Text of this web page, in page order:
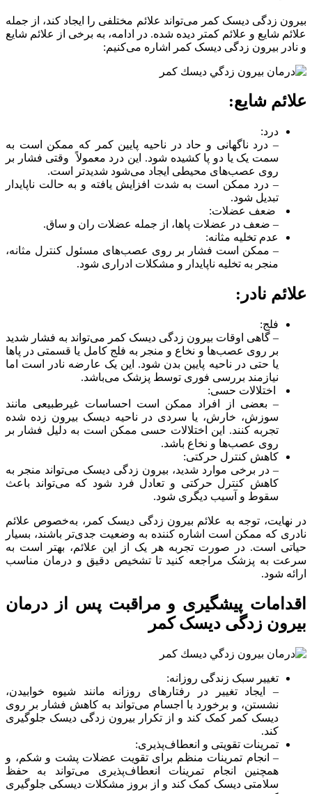
بیرون زدگی دیسک کمر می‌تواند علائم مختلفی را ایجاد کند، از جمله
علائم شایع و علائم کمتر دیده شده. در ادامه، به برخی از علائم شایع
و نادر بیرون زدگی دیسک کمر اشاره می‌کنیم:
علائم شایع:
درد:
– درد ناگهانی و حاد در ناحیه پایین کمر که ممکن است به
سمت یک یا دو پا کشیده شود. این درد معمولاً وقتی فشار بر
روی عصب‌های محیطی ایجاد می‌شود شدیدتر است.
– درد ممکن است به شدت افزایش یافته و به حالت ناپایدار
تبدیل شود.
ضعف عضلات:
– ضعف در عضلات پاها، از جمله عضلات ران و ساق.
عدم تخلیه مثانه:
– ممکن است فشار بر روی عصب‌های مسئول کنترل مثانه،
منجر به تخلیه ناپایدار و مشکلات ادراری شود.
علائم نادر:
فلج:
– گاهی اوقات بیرون زدگی دیسک کمر می‌تواند به فشار شدید
بر روی عصب‌ها و نخاع و منجر به فلج کامل یا قسمتی در پاها
یا حتی در ناحیه پایین بدن شود. این یک عارضه نادر است اما
نیازمند بررسی فوری توسط پزشک می‌باشد.
اختلالات حسی:
– بعضی از افراد ممکن است احساسات غیرطبیعی مانند
سوزش، خارش، یا سردی در ناحیه دیسک بیرون زده شده
تجربه کنند. این اختلالات حسی ممکن است به دلیل فشار بر
روی عصب‌ها و نخاع باشد.
کاهش کنترل حرکتی:
– در برخی موارد شدید، بیرون زدگی دیسک می‌تواند منجر به
کاهش کنترل حرکتی و تعادل فرد شود که می‌تواند باعث
سقوط و آسیب دیگری شود.
در نهایت، توجه به علائم بیرون زدگی دیسک کمر، به‌خصوص علائم
نادری که ممکن است اشاره کننده به وضعیت جدی‌تر باشند، بسیار
حیاتی است. در صورت تجربه هر یک از این علائم، بهتر است به
سرعت به پزشک مراجعه کنید تا تشخیص دقیق و درمان مناسب
ارائه شود.
اقدامات پیشگیری و مراقبت پس از درمان
بیرون زدگی دیسک کمر
تغییر سبک زندگی روزانه:
– ایجاد تغییر در رفتارهای روزانه مانند شیوه خوابیدن،
نشستن، و برخورد با اجسام می‌تواند به کاهش فشار بر روی
دیسک کمر کمک کند و از تکرار بیرون زدگی دیسک جلوگیری
کند.
تمرینات تقویتی و انعطاف‌پذیری:
– انجام تمرینات منظم برای تقویت عضلات پشت و شکم، و
همچنین انجام تمرینات انعطاف‌پذیری می‌تواند به حفظ
سلامتی دیسک کمک کند و از بروز مشکلات دیسکی جلوگیری